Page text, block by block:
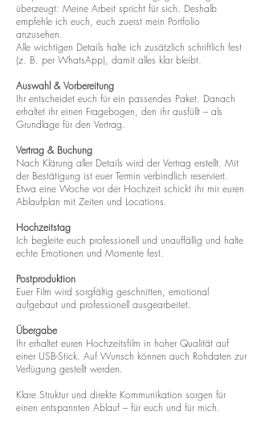
überzeugt: Meine Arbeit spricht für sich. Deshalb
empfehle ich euch, euch zuerst mein Portfolio
anzusehen.
Alle wichtigen Details halte ich zusätzlich schriftlich fest
(z. B. per WhatsApp), damit alles klar bleibt.
Auswahl & Vorbereitung
Ihr entscheidet euch für ein passendes Paket. Danach
erhaltet ihr einen Fragebogen, den ihr ausfüllt – als
Grundlage für den Vertrag.
Vertrag & Buchung
Nach Klärung aller Details wird der Vertrag erstellt. Mit
der Bestätigung ist euer Termin verbindlich reserviert.
Etwa eine Woche vor der Hochzeit schickt ihr mir euren
Ablaufplan mit Zeiten und Locations.
Hochzeitstag
Ich begleite euch professionell und unauffällig und halte
echte Emotionen und Momente fest.
Postproduktion
Euer Film wird sorgfältig geschnitten, emotional
aufgebaut und professionell ausgearbeitet.
Übergabe
Ihr erhaltet euren Hochzeitsfilm in hoher Qualität auf
einer USB-Stick. Auf Wunsch können auch Rohdaten zur
Verfügung gestellt werden.
Klare Struktur und direkte Kommunikation sorgen für
einen entspannten Ablauf – für euch und für mich.